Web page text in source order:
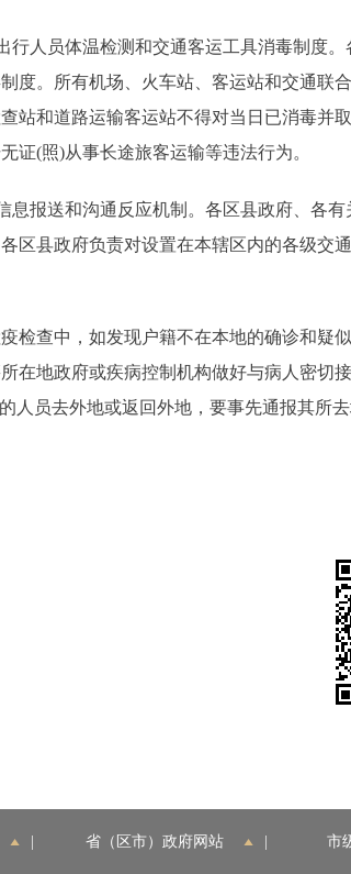
人员体温检测和交通客运工具消毒制度。
度。所有机场、火车站、客运站和交通联
站和道路运输客运站不得对当日已消毒并
证(照)从事长途旅客运输等违法行为。
报送和沟通反应机制。各区县政府、各有
区县政府负责对设置在本辖区内的各级交
查中，如发现户籍不在本地的确诊和疑似
在地政府或疾病控制机构做好与病人密切
人员去外地或返回外地，要事先通报其所
省（区市）政府网站 市